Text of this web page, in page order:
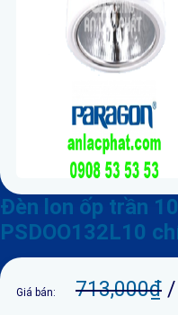
Đèn lon ốp trần
PSDOO132L10
Giá bán: 713,000₫ /